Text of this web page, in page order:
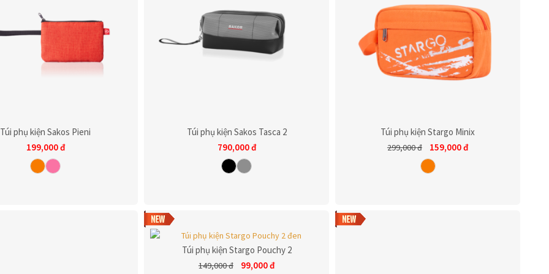
Túi phụ kiện Sakos Pieni
199,000đ
Túi phụ kiện Sakos Tasca 2
790,000đ
Túi phụ kiện Stargo Minix
299,000đ 159,000đ
Túi phụ kiện Stargo Pouchy 2
149,000đ 99,000đ